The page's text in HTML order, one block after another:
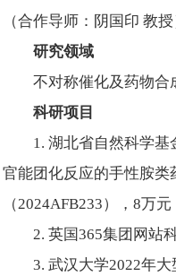
（合作导师：阴国印 教授
研究领域
不对称催化及药物合
科研项目
1. 湖北省自然科学
官能团化反应的手性胺类
（2024AFB233），8万元
2. 英国365集团网站
3. 武汉大学2022年